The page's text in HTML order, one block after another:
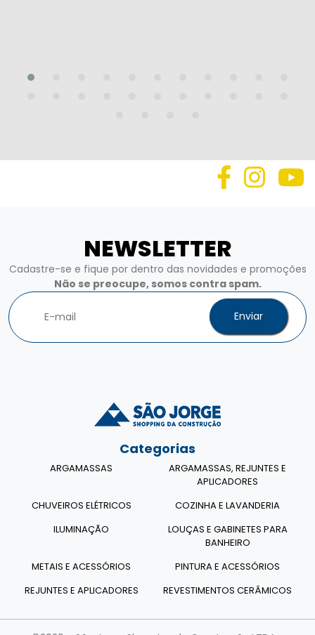
NEWSLETTER
Cadastre-se e fique por dentro das novidades e promoções
Não se preocupe, somos contra spam.
Enviar
Categorias
ARGAMASSAS
ARGAMASSAS, REJUNTES E
APLICADORES
CHUVEIROS ELÉTRICOS
COZINHA E LAVANDERIA
ILUMINAÇÃO
LOUÇAS E GABINETES PARA
BANHEIRO
METAIS E ACESSÓRIOS
PINTURA E ACESSÓRIOS
REJUNTES E APLICADORES
REVESTIMENTOS CERÂMICOS